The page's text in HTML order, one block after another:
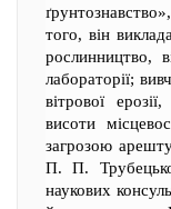
того, він
рослинництво,
лабораторії;
вітрової
висоти
загрозою
П. П.
наукових